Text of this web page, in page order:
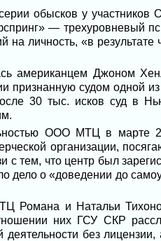
обысков у
— трехуровневый
на личность, «в
американцем Джоном
признанную судом одной
30 тыс. исков суд в
ООО МТЦ в марте
организации,
с тем, что центр был
дело о «доведении до
Романа и Натальи
них ГСУ СКР
без